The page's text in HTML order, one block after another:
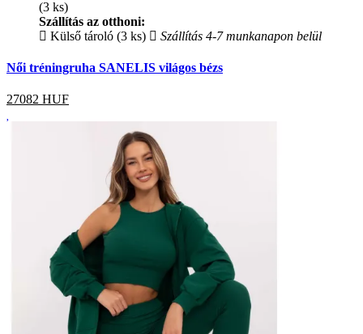
(3 ks)
Szállítás az otthoni:
Külső tároló (3 ks)
Szállítás 4-7 munkanapon belül
Női tréningruha SANELIS világos bézs
27082 HUF